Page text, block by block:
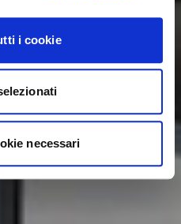
i cookie
necessari